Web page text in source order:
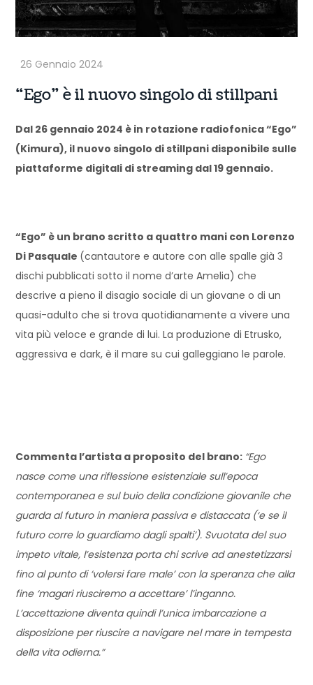
“Ego” è il nuovo singolo di stillpani
Dal 26 gennaio 2024 è in rotazione radiofonica “Ego”
(Kimura), il nuovo singolo di stillpani disponibile sulle
piattaforme digitali di streaming dal 19 gennaio.
“Ego” è un brano scritto a quattro mani con Lorenzo
Di Pasquale (cantautore e autore con alle spalle già 3
dischi pubblicati sotto il nome d’arte Amelia) che
descrive a pieno il disagio sociale di un giovane o di un
quasi-adulto che si trova quotidianamente a vivere una
vita più veloce e grande di lui. La produzione di Etrusko,
aggressiva e dark, è il mare su cui galleggiano le parole.
Commenta l’artista a proposito del brano: “Ego
nasce come una riflessione esistenziale sull’epoca
contemporanea e sul buio della condizione giovanile che
guarda al futuro in maniera passiva e distaccata (‘e se il
futuro corre lo guardiamo dagli spalti’). Svuotata del suo
impeto vitale, l’esistenza porta chi scrive ad anestetizzarsi
fino al punto di ‘volersi fare male’ con la speranza che alla
fine ‘magari riusciremo a accettare’ l’inganno.
L’accettazione diventa quindi l’unica imbarcazione a
disposizione per riuscire a navigare nel mare in tempesta
della vita odierna.”